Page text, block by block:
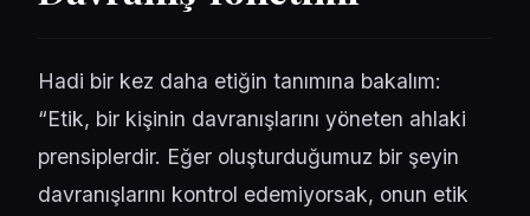
Hadi bir kez daha etiğin tanımına bakalım:
“Etik, bir kişinin davranışlarını yöneten ahlaki
prensiplerdir. Eğer oluşturduğumuz bir şeyin
davranışlarını kontrol edemiyorsak, onun etik